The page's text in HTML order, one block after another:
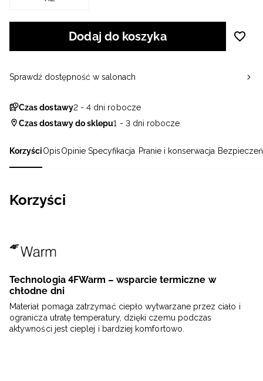
KorzyściOpisOpinie Specyfikacja Pranie i konserwacja
Korzyści
Technologia 4FWarm – wsparcie termiczne w
chłodne dni
Materiał pomaga zatrzymać ciepło wytwarzane przez ciało i
ogranicza utratę temperatury, dzięki czemu podczas
aktywności jest cieplej i bardziej komfortowo.
Dodaj do koszyka
Czas dostawy2 - 4 dni robocze
Czas dostawy do sklepu1 - 3 dni robocze
Sprawdź dostępność w salonach